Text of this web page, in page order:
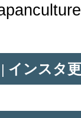
インスタ